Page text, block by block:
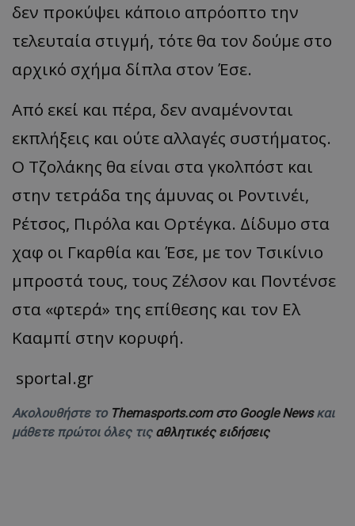
δεν προκύψει κάποιο απρόοπτο την
τελευταία στιγμή, τότε θα τον δούμε στο
αρχικό σχήμα δίπλα στον Έσε.
Από εκεί και πέρα, δεν αναμένονται
εκπλήξεις και ούτε αλλαγές συστήματος.
Ο Τζολάκης θα είναι στα γκολπόστ και
στην τετράδα της άμυνας οι Ροντινέι,
Ρέτσος, Πιρόλα και Ορτέγκα. Δίδυμο στα
χαφ οι Γκαρθία και Έσε, με τον Τσικίνιο
μπροστά τους, τους Ζέλσον και Ποντένσε
στα «φτερά» της επίθεσης και τον Ελ
Κααμπί στην κορυφή.
sportal.gr
Ακολουθήστε το Themasports.com στο Google Newsκαι
μάθετε πρώτοι όλες τις αθλητικές ειδήσεις